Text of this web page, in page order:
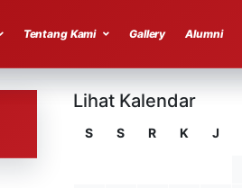
Tentang Kami Gallery Alumni
Lihat Kalendar
S S R K J